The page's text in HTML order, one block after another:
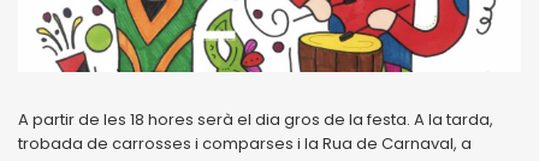
A partir de les 18 hores serà el dia gros de la festa. A la tarda,
trobada de carrosses i comparses i la Rua de Carnaval, a